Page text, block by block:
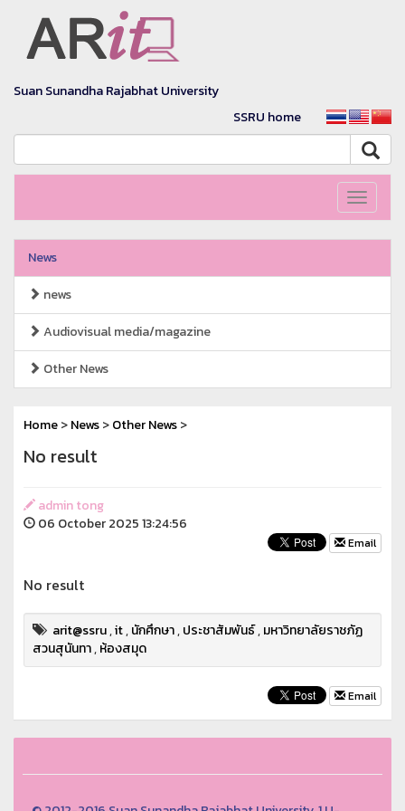
Suan Sunandha Rajabhat University
SSRU home
Toggle
News
news
Audiovisual media/magazine
Other News
Home>News>Other News>
No result
admin tong
06 October 2025 13:24:56
Email
No result
arit@ssru,it,นักศึกษา,ประชาสัมพันธ์,มหาวิทยาลัยราชภัฏ
สวนสุนันทา,ห้องสมุด
Email